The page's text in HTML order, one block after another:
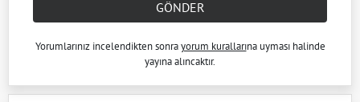
GÖNDER
Yorumlarınız incelendikten sonrayorum kurallarına uyması halinde
yayına alıncaktır.